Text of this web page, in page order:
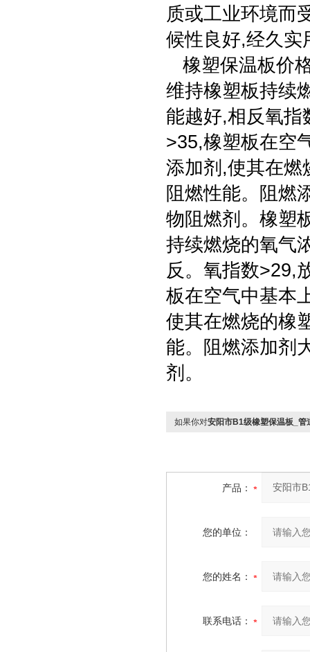
质或工业环境而
候性良好,经久实
橡塑保温板价
维持橡塑板持续
能越好,相反氧指
>35,橡塑板在空
添加剂,使其在燃
阻燃性能。阻燃
物阻燃剂。橡塑
持续燃烧的氧气
反。氧指数>29,
板在空气中基本
使其在燃烧的橡
能。阻燃添加剂
剂。
如果你对安阳市B1级橡塑保温板_管
产品：
您的单位：
您的姓名：
联系电话：